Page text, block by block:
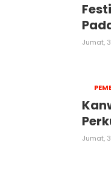
Jumat,
Jumat,